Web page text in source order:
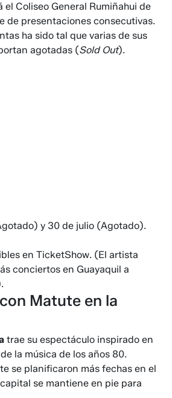
el Coliseo General Rumiñahui de
de presentaciones consecutivas.
ha sido tal que varias de sus
agotadas (Sold Out).
y 30 de julio (Agotado).
en TicketShow. (El artista
conciertos en Guayaquil a
Matute en la
trae su espectáculo inspirado en
la música de los años 80.
se planificaron más fechas en el
se mantiene en pie para